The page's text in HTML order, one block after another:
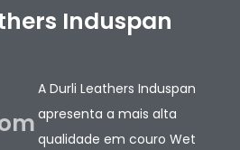
Induspan
A Durli Leathers Induspan
apresenta a mais alta
qualidade em couro Wet